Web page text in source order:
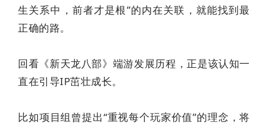
生关系中，前者才是根”的内在关联，就能找到最
正确的路。
回看《新天龙八部》端游发展历程，正是该认知一
直在引导IP茁壮成长。
比如项目组曾提出“重视每个玩家价值”的理念，将